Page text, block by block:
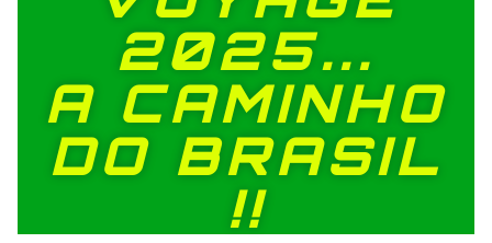
2025...
A CAMINHO
DO BRASIL
!!